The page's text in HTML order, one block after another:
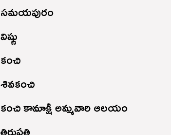
సమయపురం
విష్ణు
కంచి
శివకంచి
కంచి కామాక్షి అమ్మవారి ఆలయం